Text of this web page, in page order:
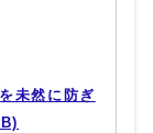
未然に防ぎ